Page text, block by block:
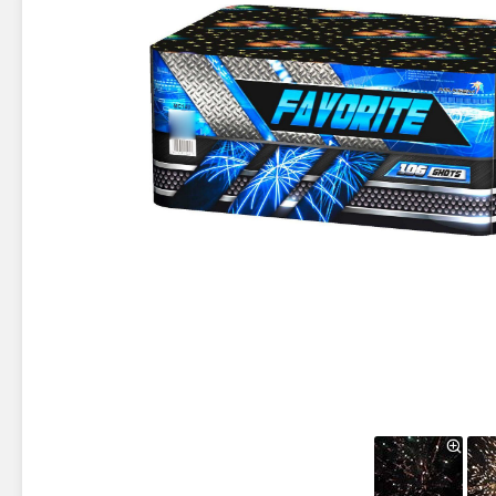
Новинки 2025/26
Фейерверки на свадьбу
Фейерверк-шоу
Батареи салютов
Цветной дым
Петарды
Терочные
Корсары